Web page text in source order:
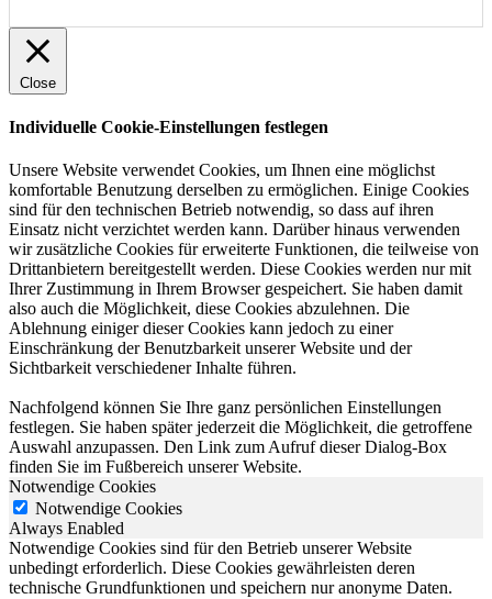
Close
Individuelle Cookie-Einstellungen festlegen
Unsere Website verwendet Cookies, um Ihnen eine möglichst
komfortable Benutzung derselben zu ermöglichen. Einige Cookies
sind für den technischen Betrieb notwendig, so dass auf ihren
Einsatz nicht verzichtet werden kann. Darüber hinaus verwenden
wir zusätzliche Cookies für erweiterte Funktionen, die teilweise von
Drittanbietern bereitgestellt werden. Diese Cookies werden nur mit
Ihrer Zustimmung in Ihrem Browser gespeichert. Sie haben damit
also auch die Möglichkeit, diese Cookies abzulehnen. Die
Ablehnung einiger dieser Cookies kann jedoch zu einer
Einschränkung der Benutzbarkeit unserer Website und der
Sichtbarkeit verschiedener Inhalte führen.
Nachfolgend können Sie Ihre ganz persönlichen Einstellungen
festlegen. Sie haben später jederzeit die Möglichkeit, die getroffene
Auswahl anzupassen. Den Link zum Aufruf dieser Dialog-Box
finden Sie im Fußbereich unserer Website.
Notwendige Cookies
Notwendige Cookies
Always Enabled
Notwendige Cookies sind für den Betrieb unserer Website
unbedingt erforderlich. Diese Cookies gewährleisten deren
technische Grundfunktionen und speichern nur anonyme Daten.